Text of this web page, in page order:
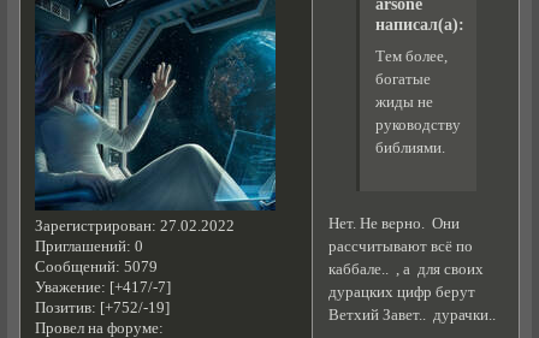
Зарегистрирован: 27.02.2022
Приглашений: 0
Сообщений: 5079
Уважение: [+417/-7]
Позитив: [+752/-19]
Провел на форуме:
написал(а):
Тем более,
богатые
жиды не
руководствуются
библиями.
Нет. Не верно. Они
рассчитывают всё по
каббале.. , а для своих
дурацких цифр берут
Ветхий Завет.. дурачки..